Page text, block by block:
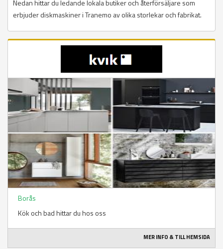
Nedan hittar du ledande lokala butiker och återförsäljare som
erbjuder diskmaskiner i Tranemo av olika storlekar och fabrikat.
Borås
Kök och bad hittar du hos oss
MER INFO & TILL HEMSIDA